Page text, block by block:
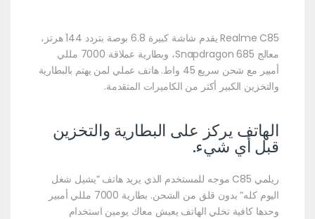
Realme C85 يقدم شاشة كبيرة 6.8 بوصة بتردد 144 هرتز،
معالج Snapdragon 685، وبطارية عملاقة 7000 مللي
أمبير مع شحن سريع 45 واط. هاتف عملي لمن يهتم بالبطارية
والتخزين الكبير أكثر من الكاميرات المتقدمة.
الهاتف يركز على البطارية والتخزين
قبل أي شيء.
ريلمي C85 موجه للمستخدم الذي يريد هاتف “يشيل شغل
اليوم كله” بدون قلق من الشحن. بطارية 7000 مللي أمبير
وحدها كافية تخلي الهاتف يعيش معاك يومين استخدام